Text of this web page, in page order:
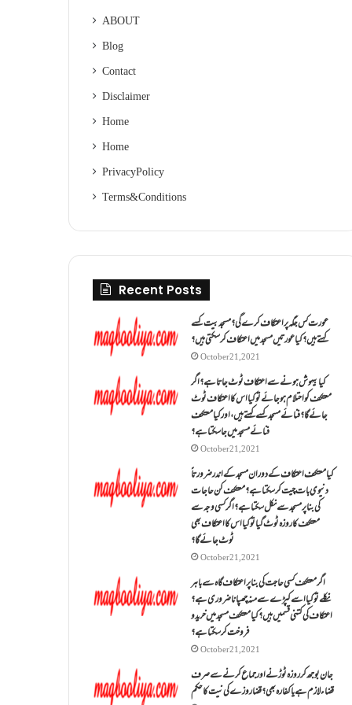
ABOUT
Blog
Contact
Disclaimer
Home
Home
Privacy Policy
Terms & Conditions
Recent Posts
عورت کس جگہ پر اعتکاف کرے گی؟مسجد بیت کسے
کہتے ہیں؟کیا عورتیں مسجد میں اعتکاف کر سکتی ہیں؟
October 21, 2021
کیا بیہوش ہونے سے اعتکاف ٹوٹ جاتا ہے؟ اگر
معتکف کو احتلام ہو جائے تو کیا اس کا اعتکاف ٹوٹ
جائے گا؟فنائے مسجد کسے کہتے ہیں ، اور کیا معتکف
فنائے مسجد میں جا سکتا ہے؟
October 21, 2021
کیا معتکف اعتکاف کے دوران مسجد کے اندر ضرورتاً
دنیوی بات چیت کر سکتا ہے؟معتکف کن حاجات
کی بنا پر مسجد سے نکل سکتا ہے؟ اگر کسی وجہ سے
معتکف کا روزہ ٹوٹ گیا تو کیا اس کا اعتکاف بھی
ٹوٹ جائے گا؟
October 21, 2021
اگر معتکف کسی حاجت کی بنا پر اعتکاف گاہ سے باہر
نکلے تو کیا اسے کپڑے سے منہ چھپانا ضروری ہے؟
اعتکاف کی کتنی قسمیں ہیں؟کیا معتکف مسجد میں خرید و
فروخت کر سکتا ہے؟
October 21, 2021
جان بوجھ کر روزہ ٹوڑنے اور جماع کرنے سے صرف
قضاء لازم ہے یا کفارہ بھی؟ قضا روزے کی نیت کا حکم